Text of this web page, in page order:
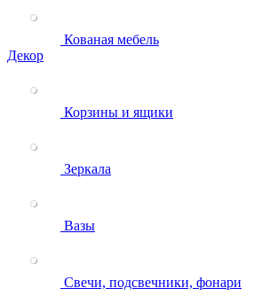
Кованая мебель
Декор
Корзины и ящики
Зеркала
Вазы
Свечи, подсвечники, фонари